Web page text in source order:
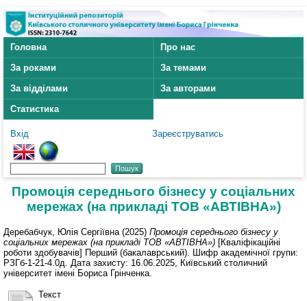
Головна
Про нас
За роками
За темами
За відділами
За авторами
Статистика
Вхід Зареєструватись
Промоція середнього бізнесу у соціальних
мережах (на прикладі ТОВ «АВТІВНА»)
Деребабчук, Юлія Сергіївна (2025) Промоція середнього бізнесу у
соціальних мережах (на прикладі ТОВ «АВТІВНА») [Кваліфікаційні
роботи здобувачів] Перший (бакалаврський). Шифр академічної групи:
РЗГб-1-21-4.0д. Дата захисту: 16.06.2025, Київський столичний
університет імені Бориса Грінченка.
Текст